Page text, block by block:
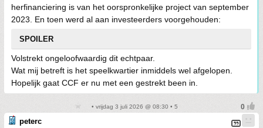
herfinanciering is van het oorspronkelijke project van september
2023. En toen werd al aan investeerders voorgehouden:
SPOILER
Volstrekt ongeloofwaardig dit echtpaar.
Wat mij betreft is het speelkwartier inmiddels wel afgelopen.
Hopelijk gaat CCF er nu met een gestrekt been in.
• vrijdag 3 juli 2026 @ 08:30 • 5
peterc